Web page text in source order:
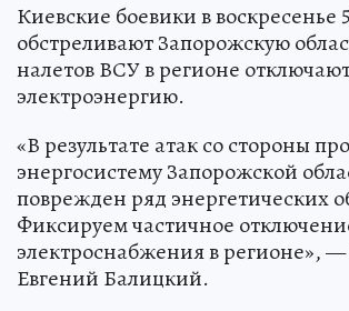
Киевские боевики в воскресенье
обстреливают Запорожскую
налетов ВСУ в регионе
электроэнергию.
«В результате атак со стороны
энергосистему Запорожской
поврежден ряд энергетических
Фиксируем частичное
электроснабжения в регионе», —
Евгений Балицкий.